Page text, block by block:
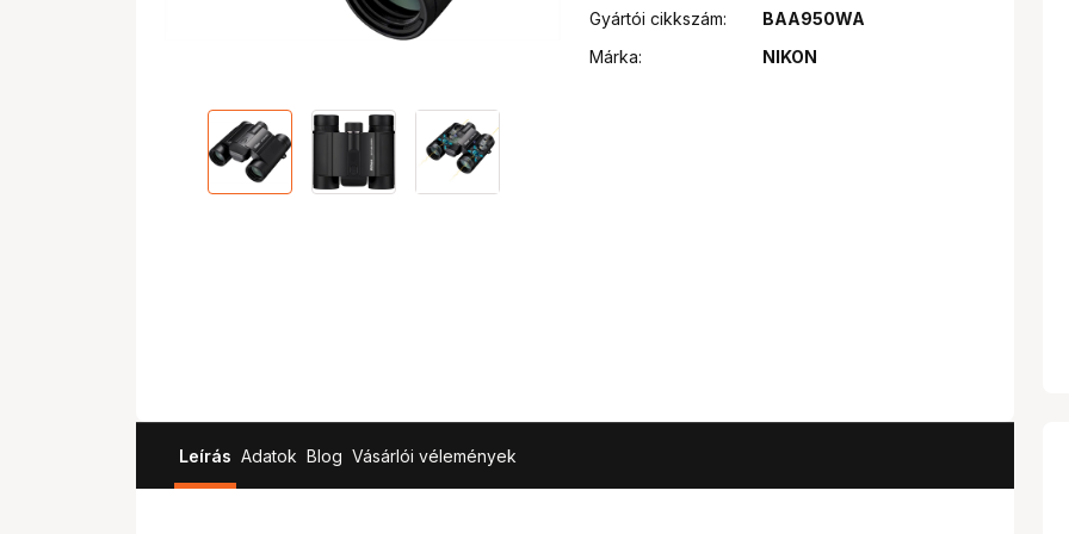
Gyártói cikkszám:
BAA950WA
Márka:
NIKON
Leírás Adatok Blog Vásárlói vélemények